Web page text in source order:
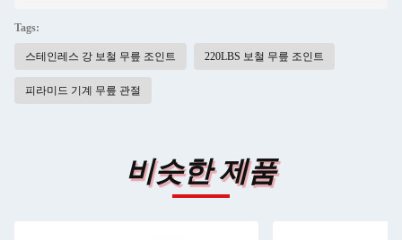
Tags:
스테인레스 강 보철 무릎 조인트 220LBS 보철 무릎 조인트
피라미드 기계 무릎 관절
비슷한 제품